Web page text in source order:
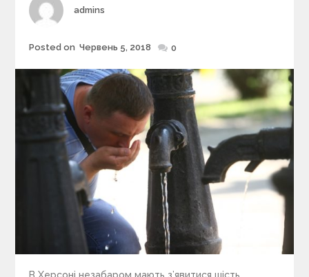
r
s
Author
admins
Posted
Posted on Червень 5, 2018 0
В Херсоні незабаром мають з’явитися шість